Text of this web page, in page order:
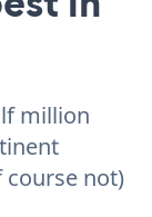
million
course not)